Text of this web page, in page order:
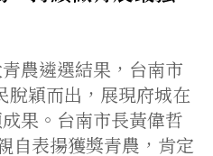
農遴選結果，台南市
脫穎而出，展現府城在
果。台南市長黃偉哲
自表揚獲獎青農，肯定